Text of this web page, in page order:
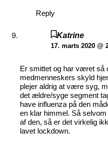
Reply
Katrine
17. marts 2020 @
Er smittet og har været så
medmenneskers skyld
plejer aldrig at være syg,
det ældre/syge segment
have influenza på den
en klar himmel. Så
af den, så er det virkelig
lavet lockdown.